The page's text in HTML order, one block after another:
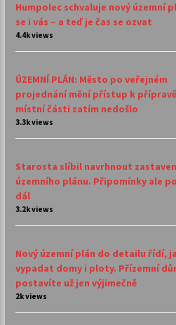
Humpolec schvaluje nový územní
se i vás – a teď je čas se ozvat
4.4k views
ÚZEMNÍ PLÁN: Město po veřejném
projednání mění přístup k
místní části zatím nedošlo
3.3k views
Starosta slíbil navrhnout
územního plánu. Připomínky ale
dál
3.2k views
Nový územní plán do detailu řídí,
vypadat domy i ploty. Přízemní
postavíte už jen výjimečně
2k views